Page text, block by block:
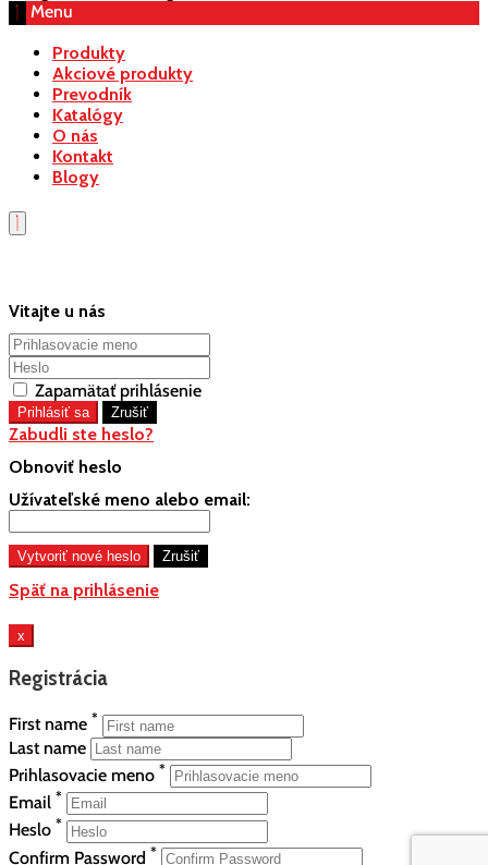
Menu
Produkty
Akciové produkty
Prevodník
Katalógy
O nás
Kontakt
Blogy
Vitajte u nás
Zapamätať prihlásenie
Zabudli ste heslo?
Obnoviť heslo
Užívateľské meno alebo email:
Späť na prihlásenie
x
Registrácia
First name *
Last name
Prihlasovacie meno *
Email *
Heslo *
Confirm Password *